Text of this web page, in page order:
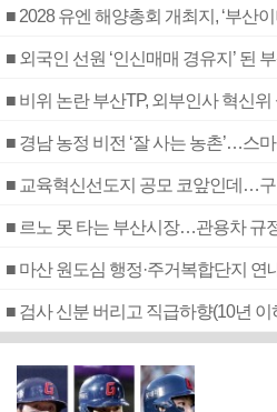
■ 2028 유엔 해양총회 개최지, ‘부산
■ 외국인 선원 ‘인신매매 경유지’ 된
■ 비위 논란 부산TP, 외부인사 혁신위
■ 경남 농정 비전 ‘잘 사는 농촌’…스
■ 교육혁신선도지 공모 코앞인데…구
■ 르노 못 타는 부산시장…관용차 규
■ 마산 원도심 행정·주거복합단지 연